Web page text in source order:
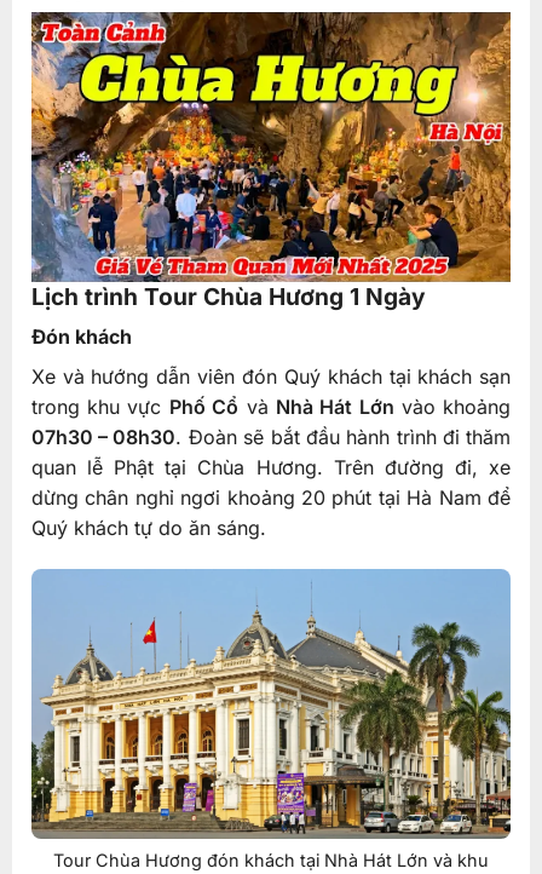
Lịch trình Tour Chùa Hương 1 Ngày
Đón khách
Xe và hướng dẫn viên đón Quý khách tại khách sạn
trong khu vực Phố Cổ và Nhà Hát Lớn vào khoảng
07h30 – 08h30. Đoàn sẽ bắt đầu hành trình đi thăm
quan lễ Phật tại Chùa Hương. Trên đường đi, xe
dừng chân nghỉ ngơi khoảng 20 phút tại Hà Nam để
Quý khách tự do ăn sáng.
Tour Chùa Hương đón khách tại Nhà Hát Lớn và khu